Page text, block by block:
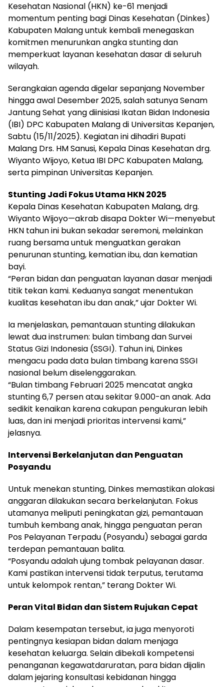
Kesehatan Nasional (HKN) ke-61 menjadi
momentum penting bagi Dinas Kesehatan (Dinkes)
Kabupaten Malang untuk kembali menegaskan
komitmen menurunkan angka stunting dan
memperkuat layanan kesehatan dasar di seluruh
wilayah.
Serangkaian agenda digelar sepanjang November
hingga awal Desember 2025, salah satunya Senam
Jantung Sehat yang diinisiasi Ikatan Bidan Indonesia
(IBI) DPC Kabupaten Malang di Universitas Kepanjen,
Sabtu (15/11/2025). Kegiatan ini dihadiri Bupati
Malang Drs. HM Sanusi, Kepala Dinas Kesehatan drg.
Wiyanto Wijoyo, Ketua IBI DPC Kabupaten Malang,
serta pimpinan Universitas Kepanjen.
Stunting Jadi Fokus Utama HKN 2025
Kepala Dinas Kesehatan Kabupaten Malang, drg.
Wiyanto Wijoyo—akrab disapa Dokter Wi—menyebut
HKN tahun ini bukan sekadar seremoni, melainkan
ruang bersama untuk menguatkan gerakan
penurunan stunting, kematian ibu, dan kematian
bayi.
“Peran bidan dan penguatan layanan dasar menjadi
titik tekan kami. Keduanya sangat menentukan
kualitas kesehatan ibu dan anak,” ujar Dokter Wi.
Ia menjelaskan, pemantauan stunting dilakukan
lewat dua instrumen: bulan timbang dan Survei
Status Gizi Indonesia (SSGI). Tahun ini, Dinkes
mengacu pada data bulan timbang karena SSGI
nasional belum diselenggarakan.
“Bulan timbang Februari 2025 mencatat angka
stunting 6,7 persen atau sekitar 9.000-an anak. Ada
sedikit kenaikan karena cakupan pengukuran lebih
luas, dan ini menjadi prioritas intervensi kami,”
jelasnya.
Intervensi Berkelanjutan dan Penguatan
Posyandu
Untuk menekan stunting, Dinkes memastikan alokasi
anggaran dilakukan secara berkelanjutan. Fokus
utamanya meliputi peningkatan gizi, pemantauan
tumbuh kembang anak, hingga penguatan peran
Pos Pelayanan Terpadu (Posyandu) sebagai garda
terdepan pemantauan balita.
“Posyandu adalah ujung tombak pelayanan dasar.
Kami pastikan intervensi tidak terputus, terutama
untuk kelompok rentan,” terang Dokter Wi.
Peran Vital Bidan dan Sistem Rujukan Cepat
Dalam kesempatan tersebut, ia juga menyoroti
pentingnya kesiapan bidan dalam menjaga
kesehatan keluarga. Selain dibekali kompetensi
penanganan kegawatdaruratan, para bidan dijalin
dalam jejaring konsultasi kebidanan hingga